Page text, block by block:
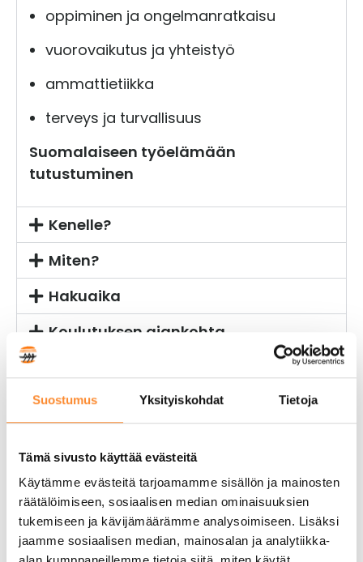
Suostumus Yksityiskohdat Tietoja
Tämä sivusto käyttää evästeitä
Käytämme evästeitä tarjoamamme sisällön ja mainosten
räätälöimiseen, sosiaalisen median ominaisuuksien
tukemiseen ja kävijämäärämme analysoimiseen. Lisäksi
jaamme sosiaalisen median, mainosalan ja analytiikka-
oppiminen ja ongelmanratkaisu
vuorovaikutus ja yhteistyö
ammattietiikka
terveys ja turvallisuus
Suomalaiseen työelämään
tutustuminen
Kenelle?
Miten?
Hakuaika
Koulutuksen ajankohta
Yhteystiedot
Näin haet koulutukseen
Ota yhteyttä työllisyyspalveluihin ja
keskustele mahdollisuudestasi osallistua
koulutukseen!